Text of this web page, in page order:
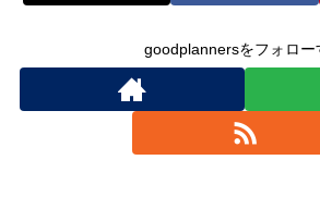
goodplannersをフォロー